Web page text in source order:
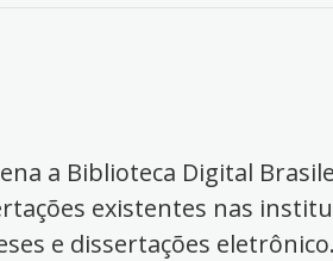
a Biblioteca Digital
existentes nas
e dissertações